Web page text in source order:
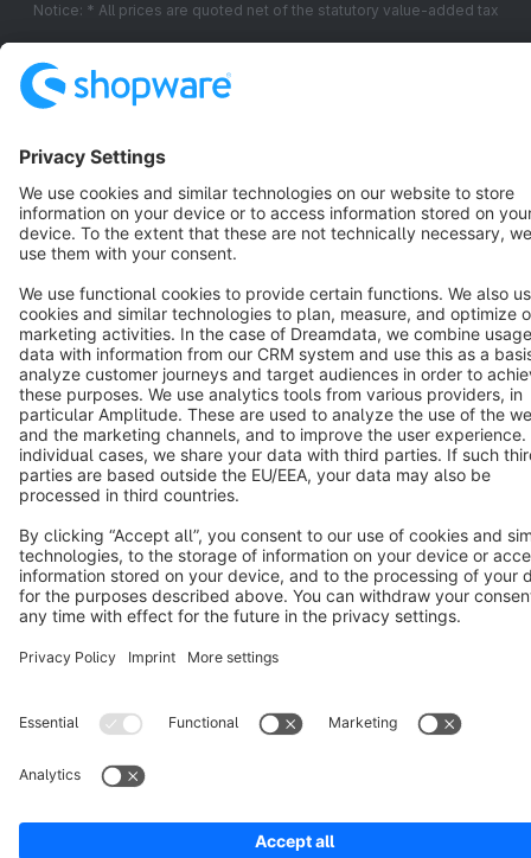
Notice: * All prices are quoted net of the statutory value-added tax